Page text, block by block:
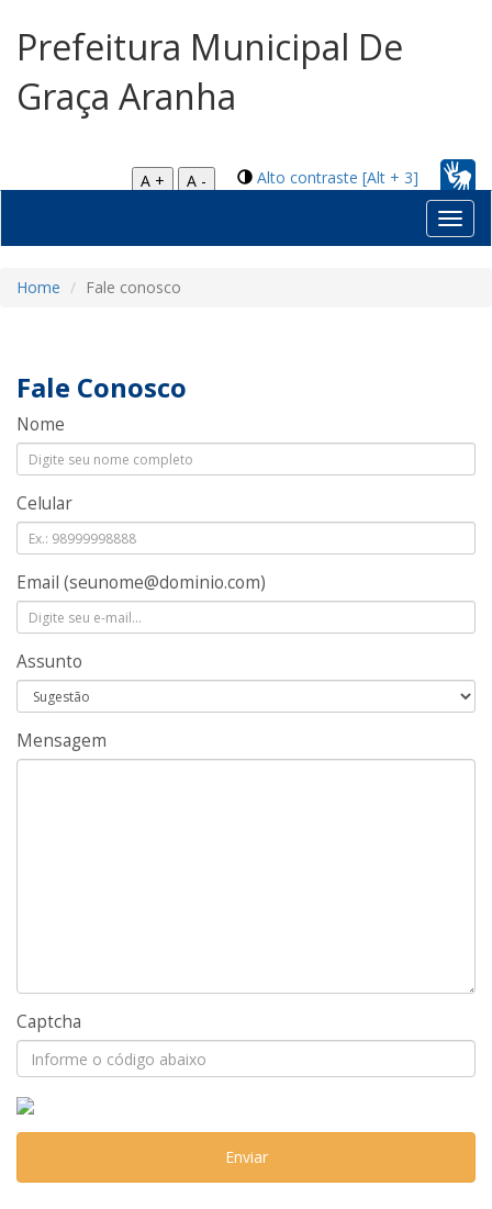
Prefeitura Municipal De
Graça Aranha
Alto contraste [Alt + 3]
A +
A -
Home Fale conosco
Fale Conosco
Nome
Celular
Email (seunome@dominio.com)
Assunto
Mensagem
Captcha
Enviar